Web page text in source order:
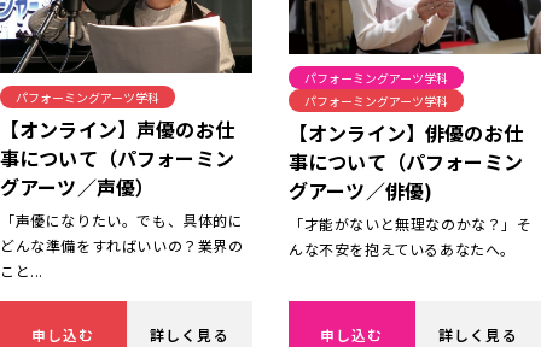
パフォーミングアーツ学科
【オンライン】声優のお仕
事について（パフォーミン
グアーツ／声優）
「声優になりたい。でも、具体的に
どんな準備をすればいいの？業界の
こと...
申し込む 詳しく見る
パフォーミングアーツ学科
パフォーミングアーツ学科
【オンライン】俳優のお仕
事について（パフォーミン
グアーツ／俳優)
「才能がないと無理なのかな？」そ
んな不安を抱えているあなたへ。
申し込む 詳しく見る